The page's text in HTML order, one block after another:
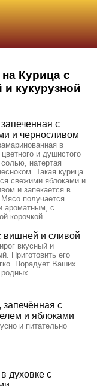
Курица с
кукурузной
с
и черносливом
в
и душистого
натертая
Такая курица
свежими яблоками и
и запекается в
получается
ароматным, с
корочкой.
вишней и сливой
вкусный и
Приготовить его
Порадует Ваших
запечённая с
и яблоками
и питательно
духовке с